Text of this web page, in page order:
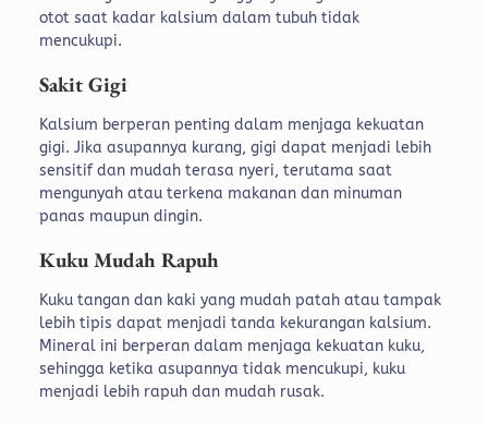
otot saat kadar kalsium dalam tubuh tidak
mencukupi.
Sakit Gigi
Kalsium berperan penting dalam menjaga kekuatan
gigi. Jika asupannya kurang, gigi dapat menjadi lebih
sensitif dan mudah terasa nyeri, terutama saat
mengunyah atau terkena makanan dan minuman
panas maupun dingin.
Kuku Mudah Rapuh
Kuku tangan dan kaki yang mudah patah atau tampak
lebih tipis dapat menjadi tanda kekurangan kalsium.
Mineral ini berperan dalam menjaga kekuatan kuku,
sehingga ketika asupannya tidak mencukupi, kuku
menjadi lebih rapuh dan mudah rusak.